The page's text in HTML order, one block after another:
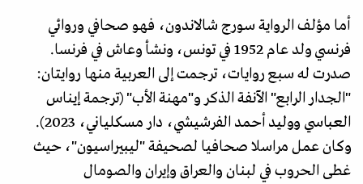
أما مؤلف الرواية سورج شالاندون، فهو صحافي وروائي
فرنسي ولد عام 1952 في تونس، ونشأ وعاش في فرنسا.
صدرت له سبع روايات، ترجمت إلى العربية منها روايتان:
"الجدار الرابع" الآنفة الذكر و"مهنة الأب" (ترجمة إيناس
العباسي ووليد أحمد الفرشيشي، دار مسكلياني، 2023).
وكان عمل مراسلا صحافيا لصحيفة "ليبيراسيون"، حيث
غطى الحروب في لبنان والعراق وإيران والصومال